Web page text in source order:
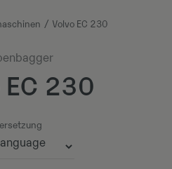
Volvo EC 230
EC 230